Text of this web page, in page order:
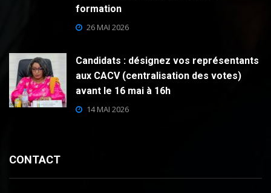
formation
26 MAI 2026
Candidats : désignez vos représentants
aux CACV (centralisation des votes)
avant le 16 mai à 16h
14 MAI 2026
CONTACT